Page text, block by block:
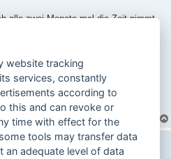
alle zwei Monate mal die Zeit nimmt,
aus der Fabrik!
auch Vaseline verwenden.
website tracking
services, constantly
according to
this and can revoke or
time with effect for the
tools may transfer data
adequate level of data